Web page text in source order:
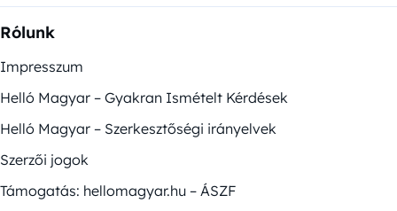
Rólunk
Impresszum
Helló Magyar – Gyakran Ismételt Kérdések
Helló Magyar – Szerkesztőségi irányelvek
Szerzői jogok
Támogatás: hellomagyar.hu – ÁSZF